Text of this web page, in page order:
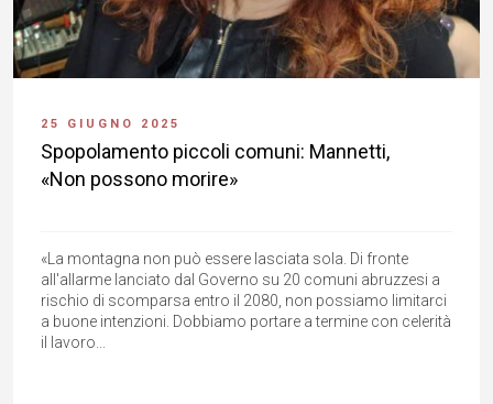
25 GIUGNO 2025
Spopolamento piccoli comuni: Mannetti,
«Non possono morire»
«La montagna non può essere lasciata sola. Di fronte
all'allarme lanciato dal Governo su 20 comuni abruzzesi a
rischio di scomparsa entro il 2080, non possiamo limitarci
a buone intenzioni. Dobbiamo portare a termine con celerità
il lavoro...